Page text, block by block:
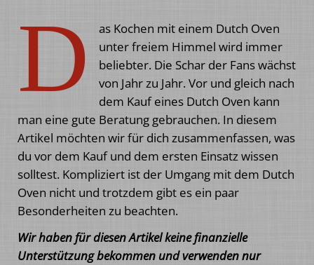
D
as Kochen mit einem Dutch Oven
unter freiem Himmel wird immer
beliebter. Die Schar der Fans wächst
von Jahr zu Jahr. Vor und gleich nach
dem Kauf eines Dutch Oven kann
man eine gute Beratung gebrauchen. In diesem
Artikel möchten wir für dich zusammenfassen, was
du vor dem Kauf und dem ersten Einsatz wissen
solltest. Kompliziert ist der Umgang mit dem Dutch
Oven nicht und trotzdem gibt es ein paar
Besonderheiten zu beachten.
Wir haben für diesen Artikel keine finanzielle
Unterstützung bekommen und verwenden nur